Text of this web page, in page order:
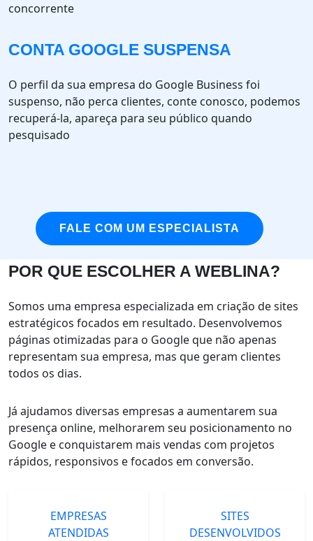
concorrente
CONTA GOOGLE SUSPENSA
O perfil da sua empresa do Google Business foi
suspenso, não perca clientes, conte conosco, podemos
recuperá-la, apareça para seu público quando
pesquisado
FALE COM UM ESPECIALISTA
POR QUE ESCOLHER A WEBLINA?
Somos uma empresa especializada em criação de sites
estratégicos focados em resultado. Desenvolvemos
páginas otimizadas para o Google que não apenas
representam sua empresa, mas que geram clientes
todos os dias.
Já ajudamos diversas empresas a aumentarem sua
presença online, melhorarem seu posicionamento no
Google e conquistarem mais vendas com projetos
rápidos, responsivos e focados em conversão.
EMPRESAS
ATENDIDAS
SITES
DESENVOLVIDOS